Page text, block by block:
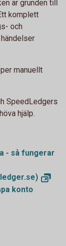
är grunden till
komplett
och
manuellt
SpeedLedgers
hjälp.
- så fungerar
konto